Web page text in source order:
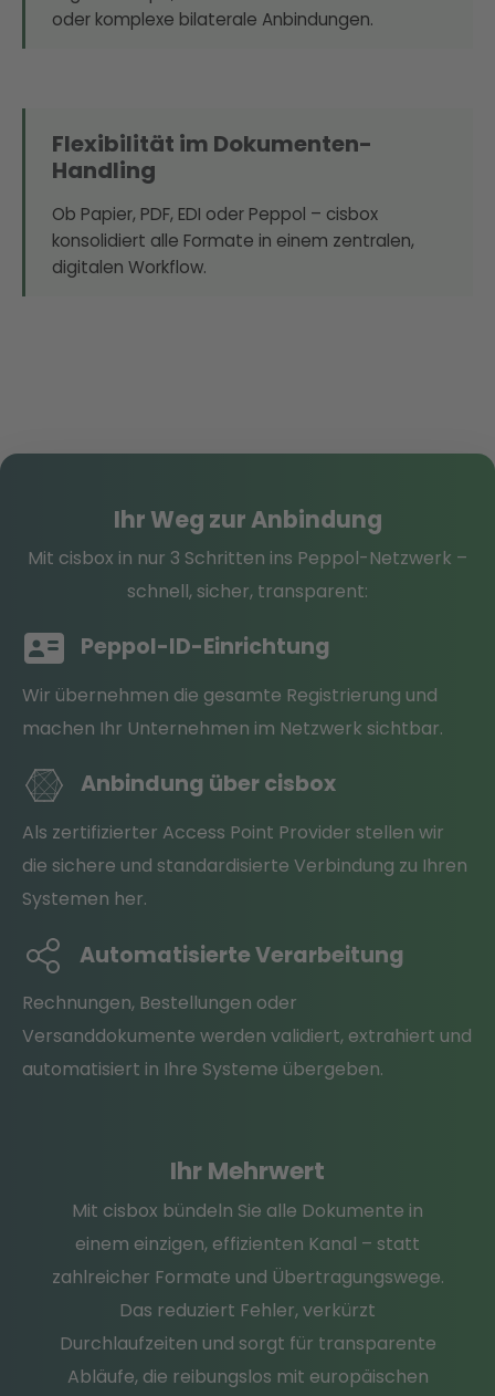
oder komplexe bilaterale Anbindungen.
Flexibilität im Dokumenten-
Handling
Ob Papier, PDF, EDI oder Peppol – cisbox
konsolidiert alle Formate in einem zentralen,
digitalen Workflow.
Ihr Weg zur Anbindung
Mit cisbox in nur 3 Schritten ins Peppol-Netzwerk –
schnell, sicher, transparent:
Peppol-ID-Einrichtung
Wir übernehmen die gesamte Registrierung und
machen Ihr Unternehmen im Netzwerk sichtbar.
Anbindung über cisbox
Als zertifizierter Access Point Provider stellen wir
die sichere und standardisierte Verbindung zu Ihren
Systemen her.
Automatisierte Verarbeitung
Rechnungen, Bestellungen oder
Versanddokumente werden validiert, extrahiert und
automatisiert in Ihre Systeme übergeben.
Ihr Mehrwert
Mit cisbox bündeln Sie alle Dokumente in
einem einzigen, effizienten Kanal – statt
zahlreicher Formate und Übertragungswege.
Das reduziert Fehler, verkürzt
Durchlaufzeiten und sorgt für transparente
Abläufe, die reibungslos mit europäischen